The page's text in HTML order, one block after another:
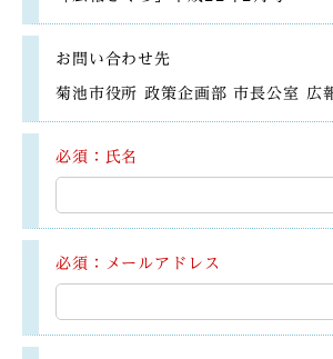
お問い合わせ先
菊池市役所 政策企画部 市長公室 広
必須：氏名
必須：メールアドレス